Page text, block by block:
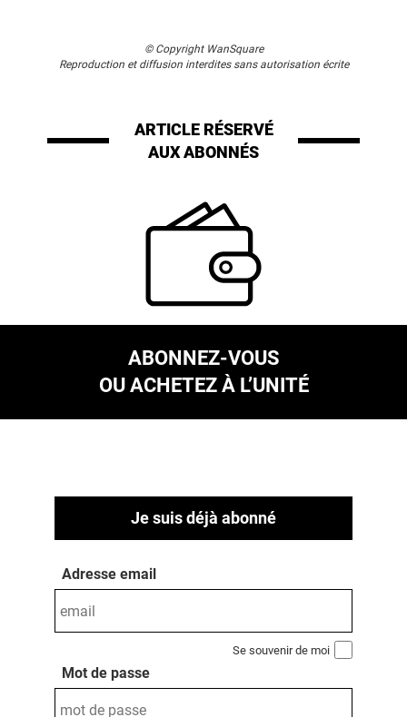
© Copyright WanSquare
Reproduction et diffusion interdites sans autorisation écrite
ARTICLE RÉSERVÉ
AUX ABONNÉS
ABONNEZ-VOUS
OU ACHETEZ À L’UNITÉ
Je suis déjà abonné
Adresse email
Se souvenir de moi
Mot de passe